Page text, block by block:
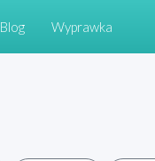
Blog Wyprawka